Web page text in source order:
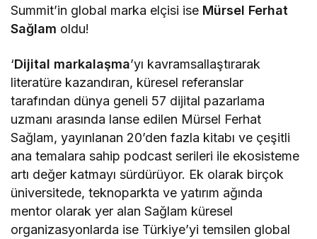
Summit’in global marka elçisi ise Mürsel Ferhat
Sağlam oldu!
‘Dijital markalaşma’yı kavramsallaştırarak
literatüre kazandıran, küresel referanslar
tarafından dünya geneli 57 dijital pazarlama
uzmanı arasında lanse edilen Mürsel Ferhat
Sağlam, yayınlanan 20’den fazla kitabı ve çeşitli
ana temalara sahip podcast serileri ile ekosisteme
artı değer katmayı sürdürüyor. Ek olarak birçok
üniversitede, teknoparkta ve yatırım ağında
mentor olarak yer alan Sağlam küresel
organizasyonlarda ise Türkiye’yi temsilen global